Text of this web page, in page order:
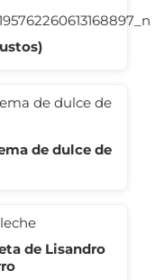
de dulce de
de Lisandro